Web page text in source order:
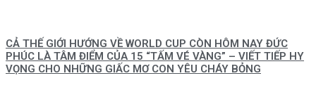
CẢ THẾ GIỚI HƯỚNG VỀ WORLD CUP CÒN HÔM NAY ĐỨC
PHÚC LÀ TÂM ĐIỂM CỦA 15 “TẤM VÉ VÀNG” – VIẾT TIẾP HY
VỌNG CHO NHỮNG GIẤC MƠ CON YÊU CHÁY BỎNG